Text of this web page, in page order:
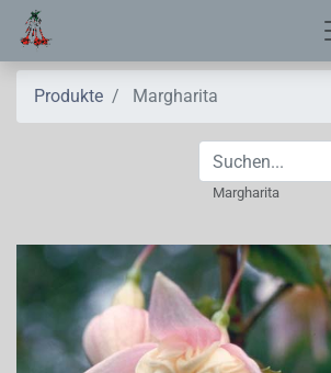
Produkte Margharita
Margharita